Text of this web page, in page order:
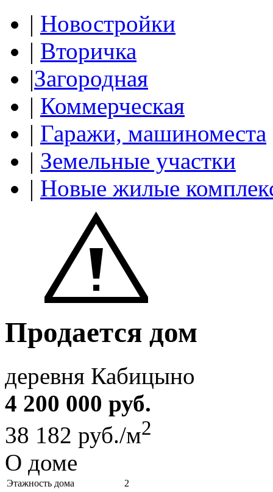
| Новостройки
| Вторичка
|Загородная
| Коммерческая
| Гаражи, машиноместа
| Земельные участки
| Новые жилые
Продается дом
деревня Кабицыно
4 200 000 руб.
38 182 руб./м2
О доме
Этажность дома
2